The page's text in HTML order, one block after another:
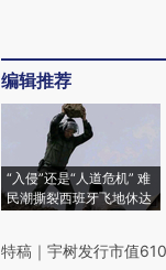
编辑推荐
“入侵”还是“人道危机” 难
民潮撕裂西班牙飞地休达
特稿 ｜ 宇树发行市值